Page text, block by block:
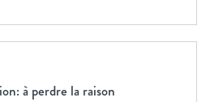
à perdre la raison